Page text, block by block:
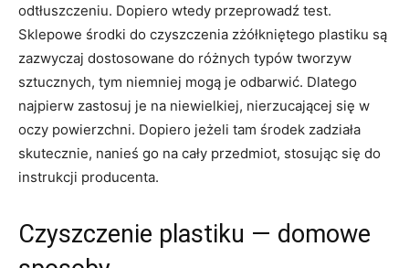
odtłuszczeniu. Dopiero wtedy przeprowadź test.
Sklepowe środki do czyszczenia zżółkniętego plastiku są
zazwyczaj dostosowane do różnych typów tworzyw
sztucznych, tym niemniej mogą je odbarwić. Dlatego
najpierw zastosuj je na niewielkiej, nierzucającej się w
oczy powierzchni. Dopiero jeżeli tam środek zadziała
skutecznie, nanieś go na cały przedmiot, stosując się do
instrukcji producenta.
Czyszczenie plastiku — domowe